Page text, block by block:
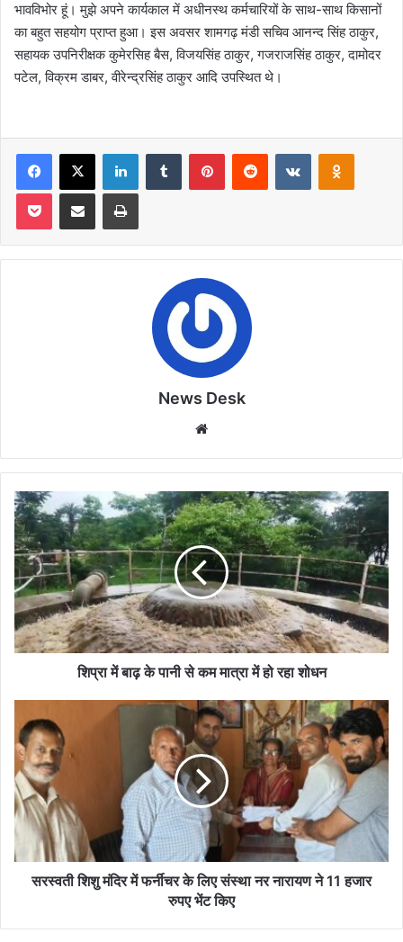
भावविभोर हूं। मुझे अपने कार्यकाल में अधीनस्थ कर्मचारियों के साथ-साथ किसानों
का बहुत सहयोग प्राप्त हुआ। इस अवसर शामगढ़ मंडी सचिव आनन्द सिंह ठाकुर,
सहायक उपनिरीक्षक कुमेरसिह बैस, विजयसिंह ठाकुर, गजराजसिंह ठाकुर, दामोदर
पटेल, विक्रम डाबर, वीरेन्द्रसिंह ठाकुर आदि उपस्थित थे।
Facebook
X LinkedInTumblr PinterestReddit VKontakte
Pocket Share via Email Print
News Desk
शिप्रा
में
बाढ़
के
पानी
से
कम
मात्रा
में
शिप्रा में बाढ़ के पानी से कम मात्रा में हो रहा शोधन
शिशु
मंदिर
फर्नीचर
के
लिए
नर
नारायणसरस्वती शिशु मंदिर में फर्नीचर के लिए संस्था नर नारायण ने 11 हजार
रुपए भेंट किए